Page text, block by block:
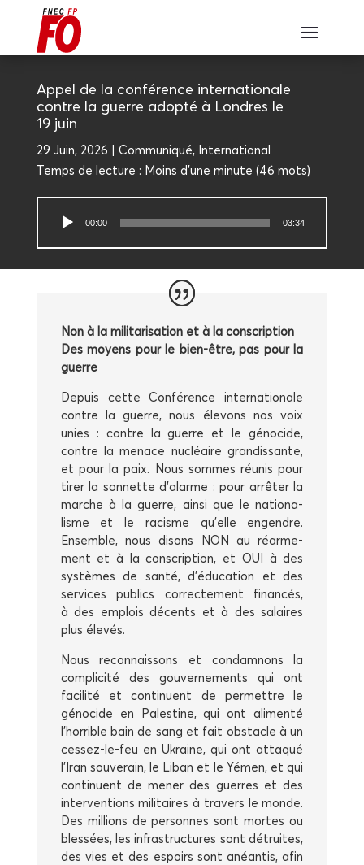
Appel de la confé­rence inter­na­tio­nale
contre la guerre adop­té à Londres le
19 juin
29 Juin, 2026 Com­mu­ni­qué, Inter­na­tio­nal
Temps de lec­ture : Moins d'une minute (46 mots)
Lecteur 00:00 03:34
Non à la mili­ta­ri­sa­tion et à la conscrip­tion
Des moyens pour le bien-être, pas pour la
guerre
Depuis cette Confé­rence inter­na­tio­nale
contre la guerre, nous éle­vons nos voix
unies : contre la guerre et le géno­cide,
contre la menace nucléaire gran­dis­sante,
et pour la paix. Nous sommes réunis pour
tirer la son­nette d’alarme : pour arrê­ter la
marche à la guerre, ain­si que le natio­na­
lisme et le racisme qu’elle engendre.
Ensemble, nous disons NON au réar­me­
ment et à la conscrip­tion, et OUI à des
sys­tèmes de san­té, d’éducation et des
ser­vices publics cor­rec­te­ment finan­cés,
à des emplois décents et à des salaires
plus élevés.
Nous recon­nais­sons et condam­nons la
com­pli­ci­té des gou­ver­ne­ments qui ont
faci­li­té et conti­nuent de per­mettre le
géno­cide en Pales­tine, qui ont ali­men­té
l’horrible bain de sang et fait obs­tacle à un
ces­sez-le-feu en Ukraine, qui ont atta­qué
l’Iran sou­ve­rain, le Liban et le Yémen, et qui
conti­nuent de mener des guerres et des
inter­ven­tions mili­taires à tra­vers le monde.
Des mil­lions de per­sonnes sont mortes ou
bles­sées, les infra­struc­tures sont détruites,
des vies et des espoirs sont anéan­tis, afin